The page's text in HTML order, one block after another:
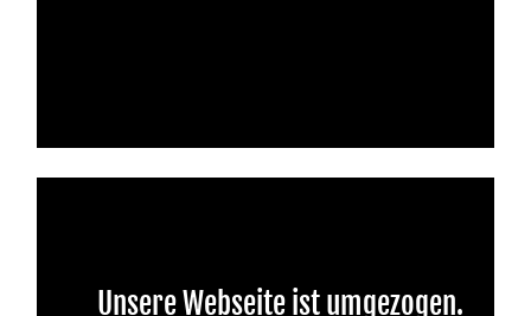
Unsere Webseite ist umgezogen.